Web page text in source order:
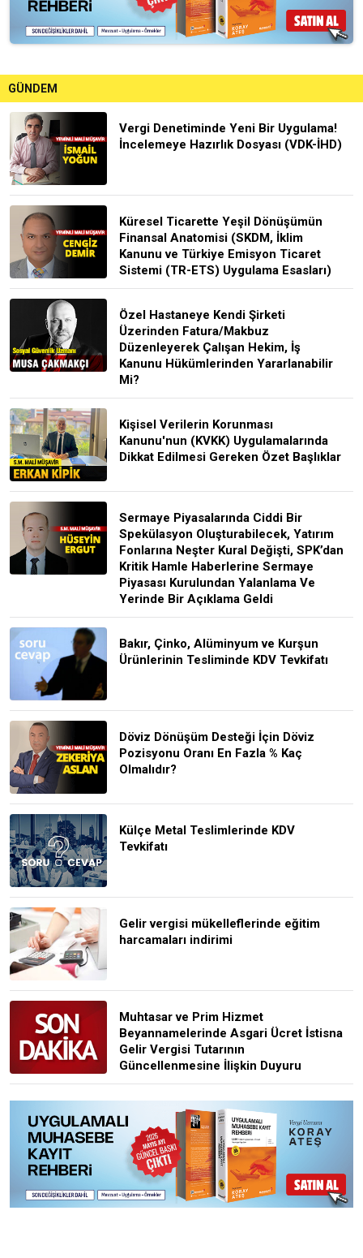
GÜNDEM
Vergi Denetiminde Yeni Bir Uygulama!
İncelemeye Hazırlık Dosyası (VDK-İHD)
Küresel Ticarette Yeşil Dönüşümün
Finansal Anatomisi (SKDM, İklim
Kanunu ve Türkiye Emisyon Ticaret
Sistemi (TR-ETS) Uygulama Esasları)
Özel Hastaneye Kendi Şirketi
Üzerinden Fatura/Makbuz
Düzenleyerek Çalışan Hekim, İş
Kanunu Hükümlerinden Yararlanabilir
Mi?
Kişisel Verilerin Korunması
Kanunu'nun (KVKK) Uygulamalarında
Dikkat Edilmesi Gereken Özet Başlıklar
Sermaye Piyasalarında Ciddi Bir
Spekülasyon Oluşturabilecek, Yatırım
Fonlarına Neşter Kural Değişti, SPK’dan
Kritik Hamle Haberlerine Sermaye
Piyasası Kurulundan Yalanlama Ve
Yerinde Bir Açıklama Geldi
Bakır, Çinko, Alüminyum ve Kurşun
Ürünlerinin Tesliminde KDV Tevkifatı
Döviz Dönüşüm Desteği İçin Döviz
Pozisyonu Oranı En Fazla % Kaç
Olmalıdır?
Külçe Metal Teslimlerinde KDV
Tevkifatı
Gelir vergisi mükelleflerinde eğitim
harcamaları indirimi
Muhtasar ve Prim Hizmet
Beyannamelerinde Asgari Ücret İstisna
Gelir Vergisi Tutarının
Güncellenmesine İlişkin Duyuru